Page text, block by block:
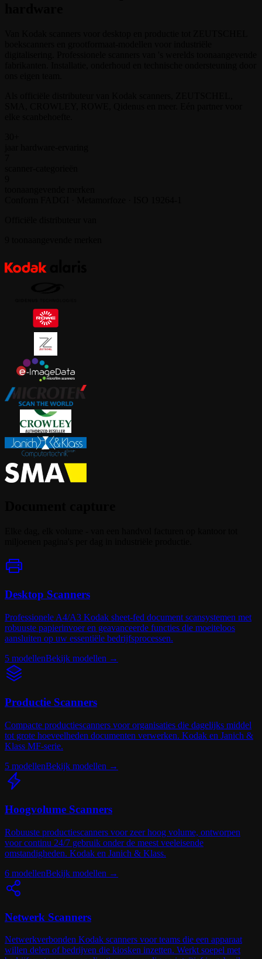
Desktop Scanners
Professionele A4/A3 Kodak sheet-fed document scansystemen met
robuuste papierinvoer en geavanceerde functies die moeiteloos
aansluiten op uw essentiële bedrijfsprocessen.
5 modellenBekijk modellen →
Productie Scanners
Compacte productiescanners voor organisaties die dagelijks middel
tot grote hoeveelheden documenten verwerken. Kodak en Janich &
Klass MF-serie.
5 modellenBekijk modellen →
Hoogvolume Scanners
Robuuste productiescanners voor zeer hoog volume, ontworpen
voor continu 24/7 gebruik onder de meest veeleisende
omstandigheden. Kodak en Janich & Klass.
6 modellenBekijk modellen →
Netwerk Scanners
Netwerkverbonden Kodak scanners voor teams die een apparaat
willen delen of bedrijven die kiosken inzetten. Werkt soepel met